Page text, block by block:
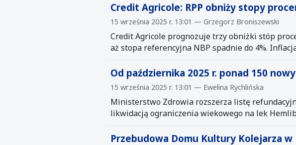
Credit Agricole: RPP obniży stopy
15 września 2025 r. 13:01 — Grzegorz Broniszewski
Credit Agricole prognozuje trzy obniżki stóp
aż stopa referencyjna NBP spadnie do 4%.
Od października 2025 r. ponad 150
15 września 2025 r. 13:01 — Ewelina Rychlińska
Ministerstwo Zdrowia rozszerza listę
likwidacją ograniczenia wiekowego na lek
Przebudowa Domu Kultury Kolejarza